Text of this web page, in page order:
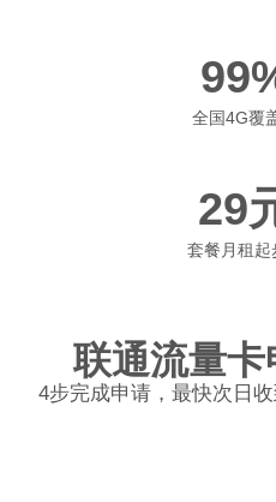
全国4G覆
29
套餐月租起
联通流量
4步完成申请，最快次日